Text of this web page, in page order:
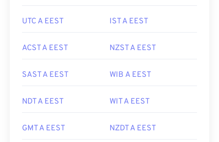
UTC A EEST IST A EEST
ACST A EEST NZST A EEST
SAST A EEST WIB A EEST
NDT A EEST WIT A EEST
GMT A EEST NZDT A EEST